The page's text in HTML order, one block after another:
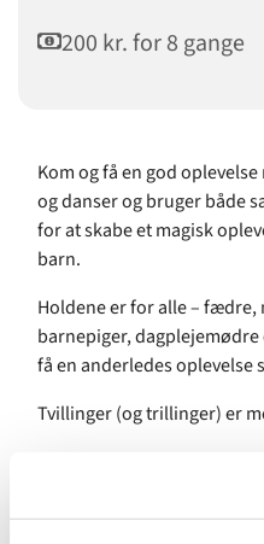
200 kr. for 8 gange
Kom og få en god
og danser og bruger både
for at skabe et magisk
barn.
Holdene er for alle –
barnepiger,
få en anderledes oplevelse
Tvillinger (og trillinger) er